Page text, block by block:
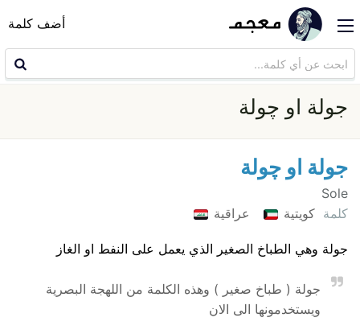
أضف كلمة
جولة او چولة
جولة او چولة
Sole
كلمة كويتية عراقية
جولة وهي الطباخ الصغير الذي يعمل على النفط او الغاز
جولة ( طباخ صغير ) وهذه الكلمة من اللهجة البصرية
ويستخدمونها الى الان